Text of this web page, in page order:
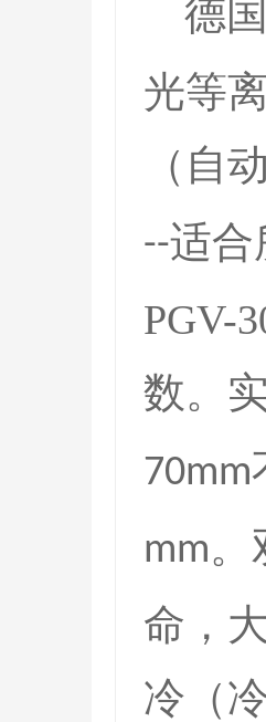
德
光等
（自
--适合
PGV-
数。
70mm
mm。
命，
冷（